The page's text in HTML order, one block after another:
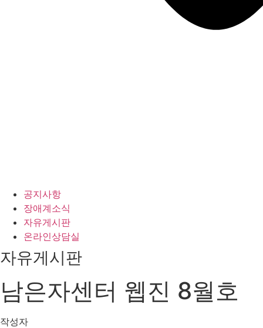
공지사항
장애계소식
자유게시판
온라인상담실
자유게시판
남은자센터 웹진 8월호
작성자